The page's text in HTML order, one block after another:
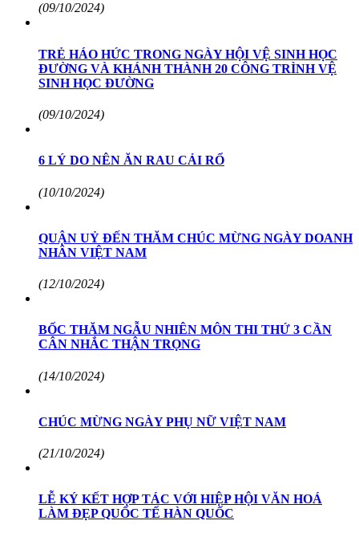
(09/10/2024)
TRẺ HÁO HỨC TRONG NGÀY HỘI VỆ SINH HỌC
ĐƯỜNG VÀ KHÁNH THÀNH 20 CÔNG TRÌNH VỆ
SINH HỌC ĐƯỜNG
(09/10/2024)
6 LÝ DO NÊN ĂN RAU CẢI RỔ
(10/10/2024)
QUẬN UỶ ĐẾN THĂM CHÚC MỪNG NGÀY DOANH
NHÂN VIỆT NAM
(12/10/2024)
BỐC THĂM NGẪU NHIÊN MÔN THI THỨ 3 CẦN
CÂN NHẮC THẬN TRỌNG
(14/10/2024)
CHÚC MỪNG NGÀY PHỤ NỮ VIỆT NAM
(21/10/2024)
LỄ KÝ KẾT HỢP TÁC VỚI HIỆP HỘI VĂN HOÁ
LÀM ĐẸP QUỐC TẾ HÀN QUỐC